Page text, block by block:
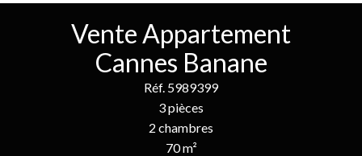
Vente Appartement
Cannes Banane
Réf. 5989399
3 pièces
2 chambres
70 m²